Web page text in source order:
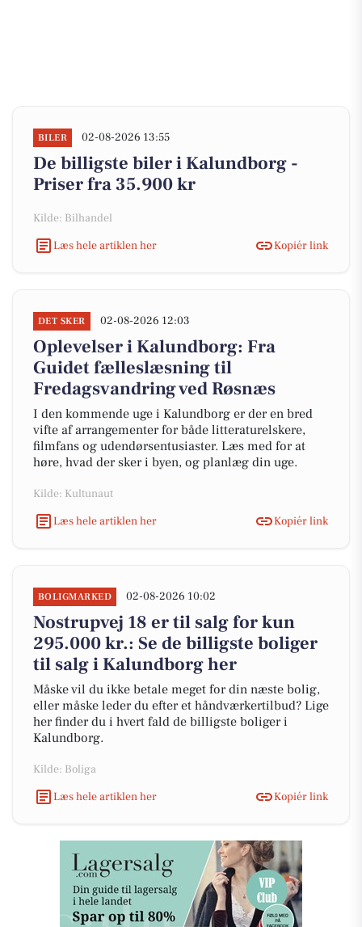
BILER 02-08-2026 13:55
De billigste biler i Kalundborg -
Priser fra 35.900 kr
Kilde: Bilhandel
Læs hele artiklen her
Kopiér link
DET SKER 02-08-2026 12:03
Oplevelser i Kalundborg: Fra
Guidet fælleslæsning til
Fredagsvandring ved Røsnæs
I den kommende uge i Kalundborg er der en bred
vifte af arrangementer for både litteraturelskere,
filmfans og udendørsentusiaster. Læs med for at
høre, hvad der sker i byen, og planlæg din uge.
Kilde: Kultunaut
Læs hele artiklen her
Kopiér link
BOLIGMARKED 02-08-2026 10:02
Nostrupvej 18 er til salg for kun
295.000 kr.: Se de billigste boliger
til salg i Kalundborg her
Måske vil du ikke betale meget for din næste bolig,
eller måske leder du efter et håndværkertilbud? Lige
her finder du i hvert fald de billigste boliger i
Kalundborg.
Kilde: Boliga
Læs hele artiklen her
Kopiér link